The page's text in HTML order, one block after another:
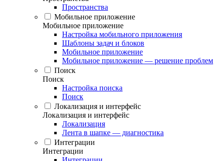
Пространства
Мобильное приложение
Мобильное приложение
Настройка мобильного приложения
Шаблоны задач и блоков
Мобильное приложение
Мобильное приложение — решение проблем
Поиск
Поиск
Настройка поиска
Поиск
Локализация и интерфейс
Локализация и интерфейс
Локализация
Лента в шапке — диагностика
Интеграции
Интеграции